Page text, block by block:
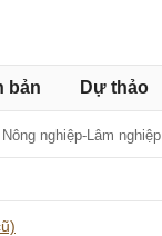
bản Dự thảo
Nông nghiệp-Lâm nghiệp